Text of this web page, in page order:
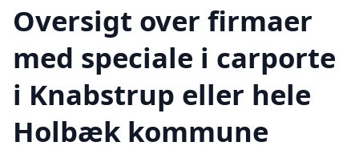
Oversigt over firmaer
med speciale i carporte
i Knabstrup eller hele
Holbæk kommune